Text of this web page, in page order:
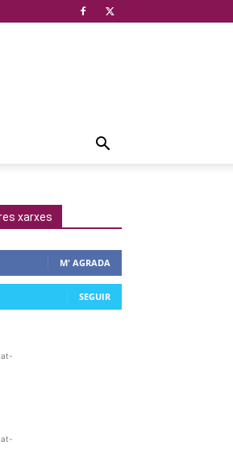
xarxes
M' AGRADA
SEGUIR